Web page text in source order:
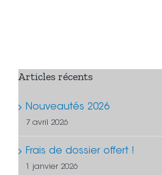
Articles récents
Nouveautés 2026
7 avril 2026
Frais de dossier offert !
1 janvier 2026